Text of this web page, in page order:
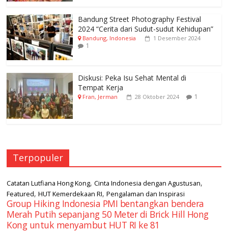
Bandung Street Photography Festival
2024 “Cerita dari Sudut-sudut Kehidupan”
Bandung, Indonesia 1 Desember 2024
1
Diskusi: Peka Isu Sehat Mental di
Tempat Kerja
Fran, Jerman 28 Oktober 2024 1
Terpopuler
Catatan Lutfiana Hong Kong,Cinta Indonesia dengan Agustusan,
Featured,HUT Kemerdekaan RI,Pengalaman dan Inspirasi
Group Hiking Indonesia PMI bentangkan bendera
Merah Putih sepanjang 50 Meter di Brick Hill Hong
Kong untuk menyambut HUT RI ke 81